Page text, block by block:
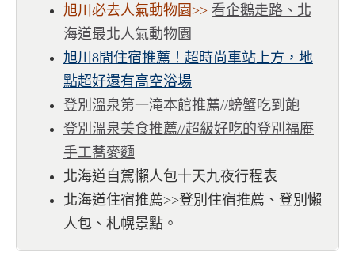
旭川必去人氣動物園>> 看企鵝走路、北
海道最北人氣動物園
旭川8間住宿推薦！超時尚車站上方，地
點超好還有高空浴場
登別溫泉第一滝本館推薦//螃蟹吃到飽
登別溫泉美食推薦//超級好吃的登別福庵
手工蕎麥麵
北海道自駕懶人包十天九夜行程表
北海道住宿推薦>>登別住宿推薦、登別懶
人包、札幌景點。